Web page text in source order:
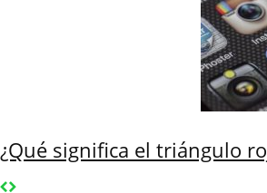
¿Qué significa el triángulo